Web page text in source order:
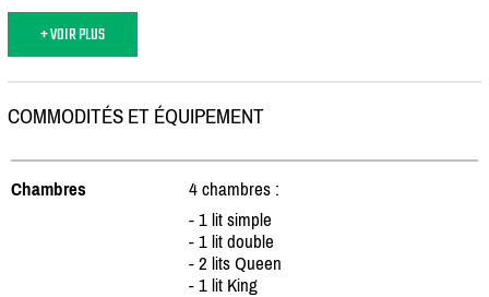
+ VOIR PLUS
COMMODITÉS ET ÉQUIPEMENT
Chambres
4 chambres :
- 1 lit simple
- 1 lit double
- 2 lits Queen
- 1 lit King